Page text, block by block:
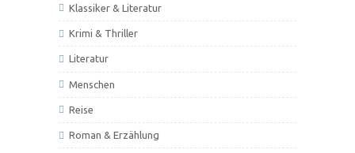
Klassiker & Literatur
Krimi & Thriller
Literatur
Menschen
Reise
Roman & Erzählung